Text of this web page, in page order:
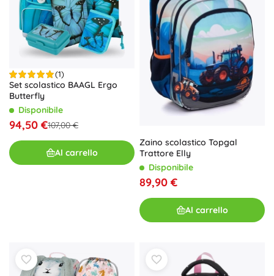
(1)
Set scolastico BAAGL Ergo
Butterfly
Disponibile
94,50 €107,00 €
Al carrello
Zaino scolastico Topgal
Trattore Elly
Disponibile
89,90 €
Al carrello